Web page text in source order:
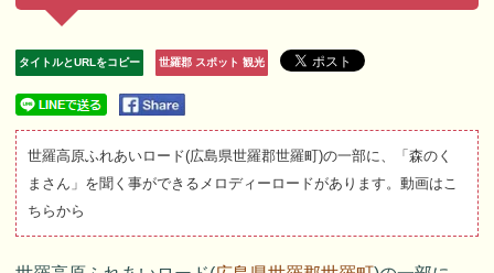
タイトルとURLをコピー 世羅郡 スポット 観光
世羅高原ふれあいロード(広島県世羅郡世羅町)の一部に、「森のく
まさん」を聞く事ができるメロディーロードがあります。動画はこ
ちらから